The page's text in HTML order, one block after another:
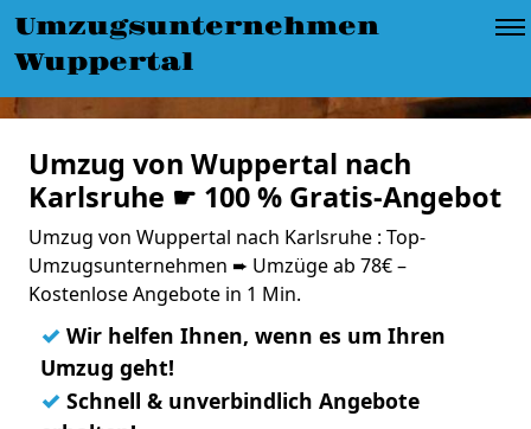
Umzugsunternehmen
Wuppertal
Umzug von Wuppertal nach
Karlsruhe ☛ 100 % Gratis-Angebot
Umzug von Wuppertal nach Karlsruhe : Top-
Umzugsunternehmen ➨ Umzüge ab 78€ –
Kostenlose Angebote in 1 Min.
✓ Wir helfen Ihnen, wenn es um Ihren
Umzug geht!
✓ Schnell & unverbindlich Angebote